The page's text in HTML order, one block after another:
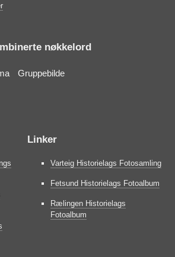
nøkkelord
Gruppebilde
Linker
Varteig Historielags Fotosamling
Fetsund Historielags Fotoalbum
Rælingen Historielags
Fotoalbum